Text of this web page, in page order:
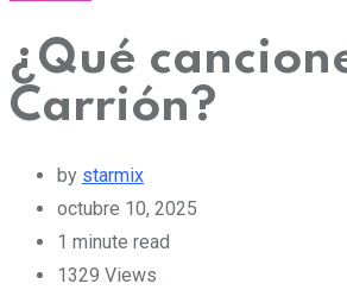
¿Qué
Carrión?
by starmix
octubre 10, 2025
1 minute read
1329 Views